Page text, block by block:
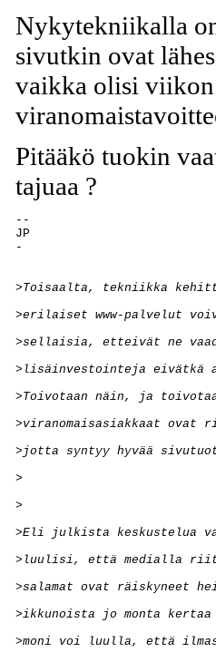
Nykytekniikalla
sivutkin ovat
vaikka olisi viikon
Pitääkö tuokin
tajuaa ?
--
JP
>Toisaalta, tekniikka
>erilaiset www-palvelut
>sellaisia, etteivät ne
>lisäinvestointeja eivätkä
>Toivotaan näin, ja
>viranomaisasiakkaat
>jotta syntyy hyvää
>
>
>Eli julkista keskustelua
>luulisi, että medialla
>salamat ovat räiskyneet
>ikkunoista jo monta kertaa
>moni voi luulla, että